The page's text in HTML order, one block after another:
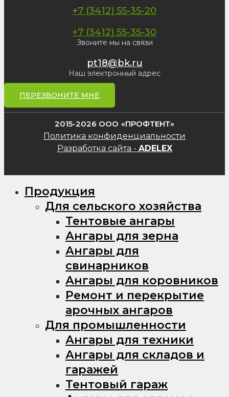
+7 (3412) 55-35-20
+7 (3412) 55-35-30
Звоните мы на связи
pt18@bk.ru
Наш электронный адрес
ПЕРЕЗВОНИТЕ МНЕ
2015-2026 ООО «ПРОФТЕНТ»
Политика конфиденциальности
Разработка сайта - ADELEX
Продукция
Для сельского хозяйства
Тентовые ангары
Ангары для зерна
Ангары для
свинарников
Ангары для коровников
Ремонт и перекрытие
арочных ангаров
Для промышленности
Ангары для техники
Ангары для складов и
гаражей
Тентовый гараж